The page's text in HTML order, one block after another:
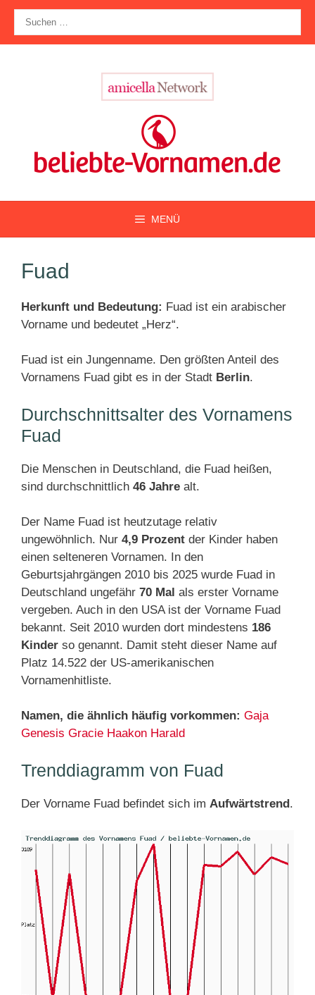
Zum
Inhalt
springen
nach:
MENÜ
Fuad
Herkunft und Bedeutung: Fuad ist ein arabischer
Vorname und bedeutet „Herz“.
Fuad ist ein Jungenname. Den größten Anteil des
Vornamens Fuad gibt es in der Stadt Berlin.
Durchschnittsalter des Vornamens
Fuad
Die Menschen in Deutschland, die Fuad heißen,
sind durchschnittlich 46 Jahre alt.
Der Name Fuad ist heutzutage relativ
ungewöhnlich. Nur 4,9 Prozent der Kinder haben
einen selteneren Vornamen. In den
Geburtsjahrgängen 2010 bis 2025 wurde Fuad in
Deutschland ungefähr 70 Mal als erster Vorname
vergeben. Auch in den USA ist der Vorname Fuad
bekannt. Seit 2010 wurden dort mindestens 186
Kinder so genannt. Damit steht dieser Name auf
Platz 14.522 der US-amerikanischen
Vornamenhitliste.
Namen, die ähnlich häufig vorkommen: Gaja
Genesis Gracie Haakon Harald
Trenddiagramm von Fuad
Der Vorname Fuad befindet sich im Aufwärtstrend.